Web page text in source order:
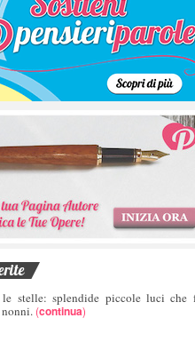
stelle: splendide piccole luci che
(continua)